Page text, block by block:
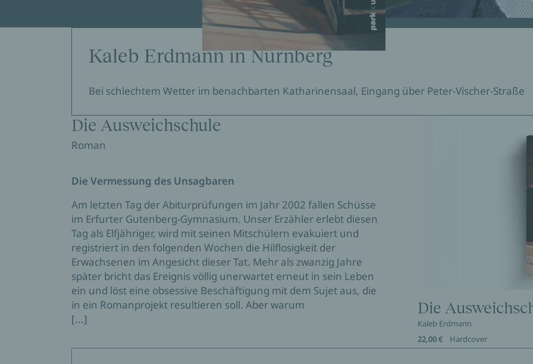
Kaleb Erdmann in Nürnberg
Bei schlechtem Wetter im benachbarten Katharinensaal, Eingang über Peter-Vischer-Straße
Die Ausweichschule
Roman
Die Vermessung des Unsagbaren
Am letzten Tag der Abiturprüfungen im Jahr 2002 fallen Schüsse
im Erfurter Gutenberg-Gymnasium. Unser Erzähler erlebt diesen
Tag als Elfjähriger, wird mit seinen Mitschülern evakuiert und
registriert in den folgenden Wochen die Hilflosigkeit der
Erwachsenen im Angesicht dieser Tat. Mehr als zwanzig Jahre
später bricht das Ereignis völlig unerwartet erneut in sein Leben
ein und löst eine obsessive Beschäftigung mit dem Sujet aus, die
in ein Romanprojekt resultieren soll. Aber warum
[...]
Die
Kaleb Erdmann
22,00 €
Hardcover